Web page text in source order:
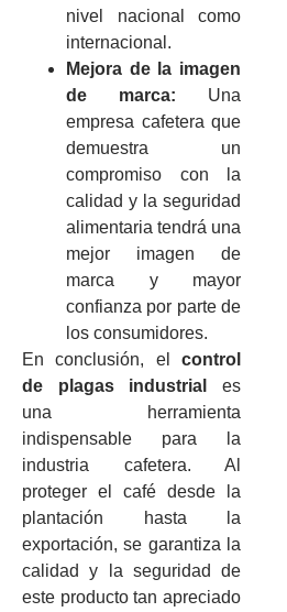
nivel nacional como
internacional.
Mejora de la imagen
de marca: Una
empresa cafetera que
demuestra un
compromiso con la
calidad y la seguridad
alimentaria tendrá una
mejor imagen de
marca y mayor
confianza por parte de
los consumidores.
En conclusión, elcontrol
de plagas industrial
es
una herramienta
indispensable para la
industria cafetera. Al
proteger el café desde la
plantación hasta la
exportación, se garantiza la
calidad y la seguridad de
este producto tan apreciado